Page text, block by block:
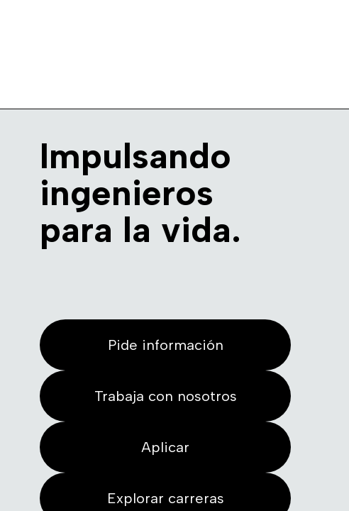
Impulsando
ingenieros
para la vida.
Pide información
Trabaja con nosotros
Aplicar
Explorar carreras